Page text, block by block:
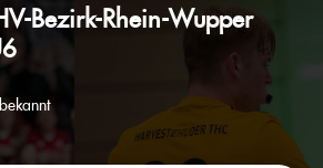
Bezirk-Rhein-Wupper